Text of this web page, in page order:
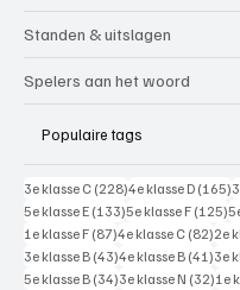
Standen & uitslagen
Spelers aan het woord
Populaire tags
3e klasse C (228)228 posts
4e klasse D (165)
5e klasse E (133)133 posts
5e klasse F (125)
1e klasse F (87)87 posts
4e klasse C (82)82
2e
3e klasse B (43)43 posts
4e klasse B (41)41
3e
5e klasse B (34)34 posts
3e klasse N (32)32
1e